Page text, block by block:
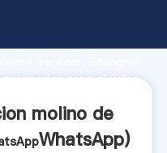
fuerza de
crea el valor
molino de
WhatsApp)